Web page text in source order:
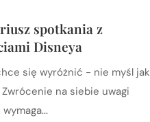
spotkania z
Disneya
się wyróżnić - nie myśl jak
Zwrócenie na siebie uwagi